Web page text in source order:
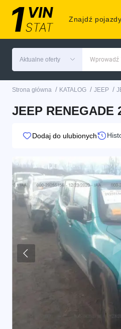
Znajdź pojazdy
Aktualne oferty Wprowadź
Strona główna / KATALOG / JEEP /
JEEP RENEGADE
Dodaj do ulubionych